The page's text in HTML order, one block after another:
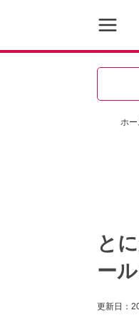
ホ
と
ー
更新日：